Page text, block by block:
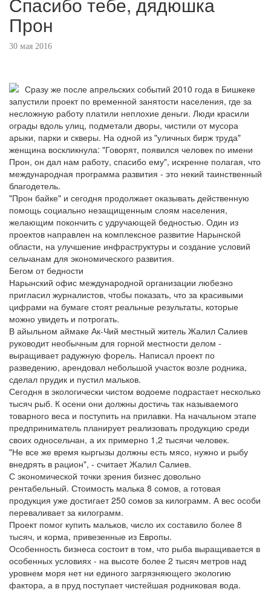
Прон
30 мая 2016
Сразу же после апрельских событий 2010 года в Бишкеке
запустили проект по временной занятости населения, где за
несложную работу платили неплохие деньги. Люди красили
ограды вдоль улиц, подметали дворы, чистили от мусора
арыки, парки и скверы. На одной из "уличных бирж труда"
женщина воскликнула: "Говорят, появился человек по имени
Прон, он дал нам работу, спасибо ему", искренне полагая, что
международная программа развития - это некий таинственный
благодетель.
"Прон байке" и сегодня продолжает оказывать действенную
помощь социально незащищенным слоям населения,
желающим покончить с удручающей бедностью. Один из
проектов направлен на комплексное развитие Нарынской
области, на улучшение инфраструктуры и создание условий
сельчанам для экономического развития.
Бегом от бедности
Нарынский офис международной организации любезно
пригласил журналистов, чтобы показать, что за красивыми
цифрами на бумаге стоят реальные результаты, которые
можно увидеть и потрогать.
В айыльном аймаке Ак-Чий местный житель Жалил Салиев
руководит необычным для горной местности делом -
выращивает радужную форель. Написал проект по
разведению, арендовал небольшой участок возле родника,
сделал прудик и пустил мальков.
Сегодня в экологически чистом водоеме подрастает несколько
тысяч рыб. К осени они должны достичь так называемого
товарного веса и поступить на прилавки. На начальном этапе
предприниматель планирует реализовать продукцию среди
своих односельчан, а их примерно 1,2 тысячи человек.
"Не все же время кыргызы должны есть мясо, нужно и рыбу
внедрять в рацион", - считает Жалил Салиев.
С экономической точки зрения бизнес довольно
рентабельный. Стоимость малька 8 сомов, а готовая
продукция уже достигает 250 сомов за килограмм. А вес особи
переваливает за килограмм.
Проект помог купить мальков, число их составило более 8
тысяч, и корма, привезенные из Европы.
Особенность бизнеса состоит в том, что рыба выращивается в
особенных условиях - на высоте более 2 тысяч метров над
уровнем моря нет ни единого загрязняющего экологию
фактора, а в пруд поступает чистейшая родниковая вода.